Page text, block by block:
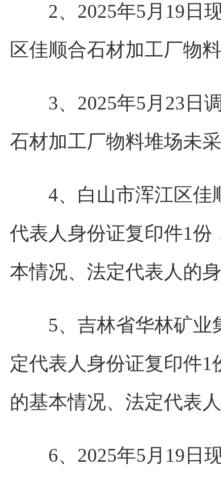
2、2025年5月19日现
区佳顺合石材加工厂物
3、2025年5月23日调
石材加工厂物料堆场未
4、白山市浑江区佳
代表人身份证复印件1
本情况、法定代表人的
5、吉林省华林矿业
定代表人身份证复印件
的基本情况、法定代表
6、2025年5月19日现